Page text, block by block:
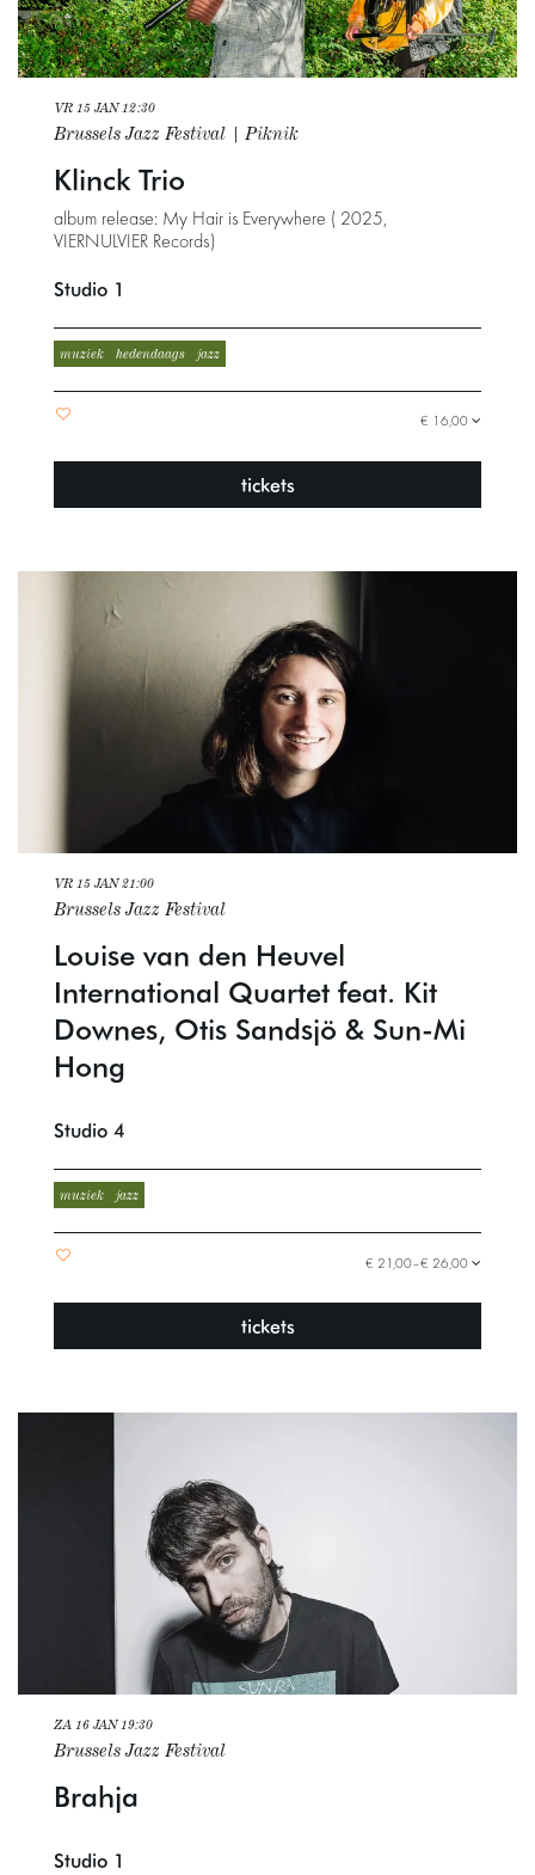
Klinck Trio
album release: My Hair is Everywhere ( 2025,
VIERNULVIER Records)
Brussels Jazz Festival | Piknik
VR 15 JAN 12:30
Studio 1
muziek hedendaags jazz
€ 16,00
tickets
Louise van den Heuvel
International Quartet feat. Kit
Downes, Otis Sandsjö & Sun-Mi
Hong
Brussels Jazz Festival
VR 15 JAN 21:00
Studio 4
muziek jazz
€ 21,00–€ 26,00
tickets
Brahja
Brussels Jazz Festival
ZA 16 JAN 19:30
Studio 1